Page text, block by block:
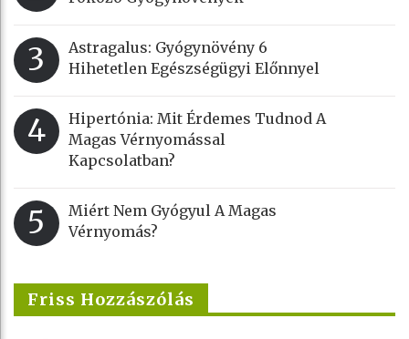
3
Astragalus: Gyógynövény 6
Hihetetlen Egészségügyi Előnnyel
4
Hipertónia: Mit Érdemes Tudnod A
Magas Vérnyomással
Kapcsolatban?
5
Miért Nem Gyógyul A Magas
Vérnyomás?
Friss Hozzászólás